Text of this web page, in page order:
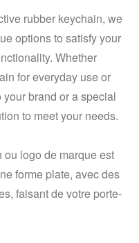
rubber keychain, we
options to satisfy your
Whether
for everyday use or
brand or a special
to meet your needs.
ou logo de marque est
forme plate, avec des
faisant de votre porte-